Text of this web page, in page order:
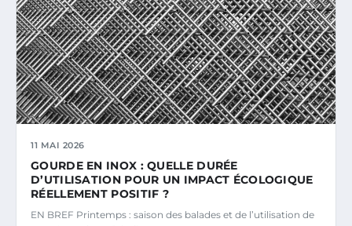
11 MAI 2026
GOURDE EN INOX : QUELLE DURÉE
D’UTILISATION POUR UN IMPACT ÉCOLOGIQUE
RÉELLEMENT POSITIF ?
EN BREF Printemps : saison des balades et de l’utilisation de